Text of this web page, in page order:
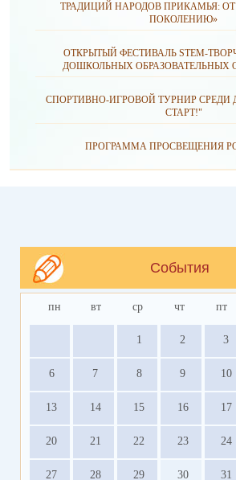
ТРАДИЦИЙ НАРОДОВ ПРИКАМЬЯ:
ПОКОЛЕНИЮ»
ОТКРЫТЫЙ ФЕСТИВАЛЬ STEM-
ДОШКОЛЬНЫХ ОБРАЗОВАТЕЛЬНЫХ
СПОРТИВНО-ИГРОВОЙ ТУРНИР
СТАРТ!"
ПРОГРАММА ПРОСВЕЩЕНИЯ
События
пн вт ср чт пт
1 2 3
6 7 8 9 10
13 14 15 16 17
20 21 22 23 24
27 28 29 30 31